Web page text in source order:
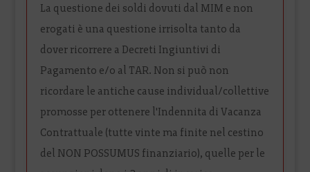
La questione dei soldi dovuti dal MIM e non
erogati è una questione irrisolta tanto da
dover ricorrere a Decreti Ingiuntivi di
Pagamento e/o al TAR. Non si può non
ricordare le antiche cause individual/collettive
promosse per ottenere l'Indennita di Vacanza
Contrattuale (tutte vinte ma finite nel cestino
del NON POSSUMUS finanziario), quelle per le